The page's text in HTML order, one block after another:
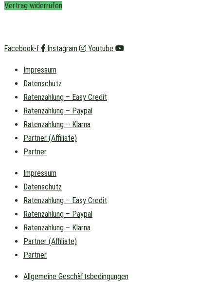
Vertrag widerrufen
Facebook-f Instagram Youtube
Impressum
Datenschutz
Ratenzahlung – Easy Credit
Ratenzahlung – Paypal
Ratenzahlung – Klarna
Partner (Affiliate)
Partner
Impressum
Datenschutz
Ratenzahlung – Easy Credit
Ratenzahlung – Paypal
Ratenzahlung – Klarna
Partner (Affiliate)
Partner
Allgemeine Geschäftsbedingungen